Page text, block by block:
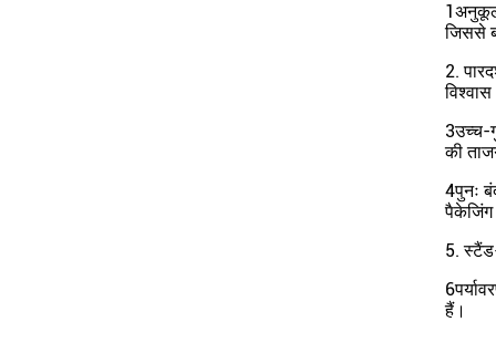
जिससे
2.
3उच्च-
की
4पुनः
5.
हैं।